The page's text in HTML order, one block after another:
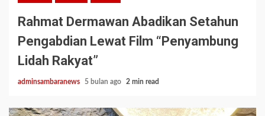
Rahmat Dermawan Abadikan Setahun
Pengabdian Lewat Film “Penyambung
Lidah Rakyat”
adminsambaranews 5 bulan ago 2 min read